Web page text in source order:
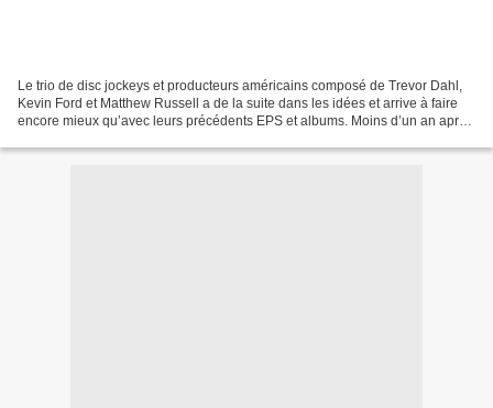
Le trio de disc jockeys et producteurs américains composé de Trevor Dahl,
Kevin Ford et Matthew Russell a de la suite dans les idées et arrive à faire
encore mieux qu’avec leurs précédents EPS et albums. Moins d’un an après